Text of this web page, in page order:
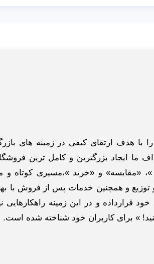
به طوررسمی در سال 93 فعالیت خود را با هدف ارتقای کیفی در
ایجاد بزرگترین و کامل ترین فروشگاه
«مقایسه» و «خرید »،مسیری کوتاه و
و همچنین خدمات پس از فروش با
قرارداده و در این زمینه راهکارهایی
» برای کاربران خود شناخته شده است.